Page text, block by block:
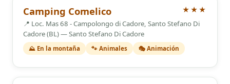
Camping Comelico ★★★
3 Estrellas
📍 Loc. Mas 68 - Campolongo di Cadore, Santo Stefano Di
Cadore (BL) — Santo Stefano Di Cadore
⛰️ En la montaña 🐾 Animales 🎭 Animación